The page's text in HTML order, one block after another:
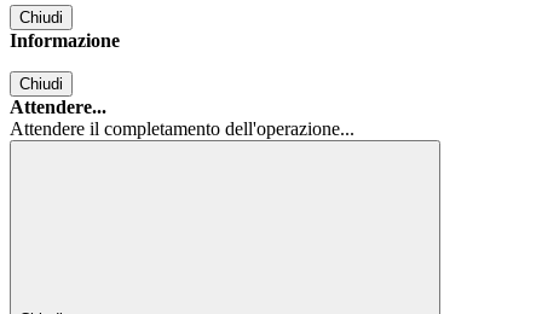
Chiudi
Informazione
Chiudi
Attendere...
Attendere il completamento dell'operazione...